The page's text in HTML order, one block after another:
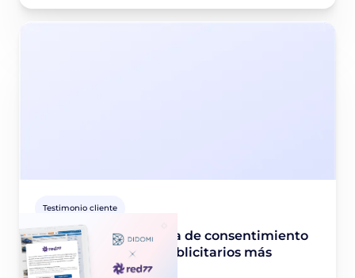
Testimonio cliente
Didomi x Red 77 : Tasa de consentimiento
del 96% e ingresos publicitarios más
rentables